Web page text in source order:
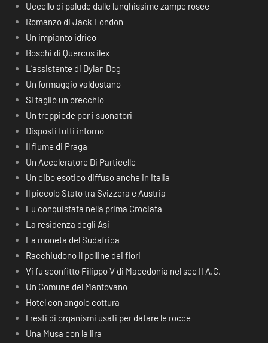
Uccello di palude dalle lunghissime zampe rosee
Romanzo di Jack London
Un impianto idrico
Boschi di Quercus ilex
L’assistente di Dylan Dog
Un formaggio valdostano
Si tagliò un orecchio
Un treppiede per i suonatori
Disposti tutti intorno
Il fiume di Praga
Un Acceleratore Di Particelle
Un cibo esotico diffuso anche in Italia
Il piccolo Stato tra Svizzera e Austria
Fu conquistata nella prima Crociata
La residenza degli Asi
La moneta del Sudafrica
Racchiudono il polline dei fiori
Vi fu sconfitto Filippo V di Macedonia nel sec II A.C.
Un Comune del Mantovano
Hotel con angolo cottura
I resti di organismi usati per datare le rocce
Una Musa con la lira